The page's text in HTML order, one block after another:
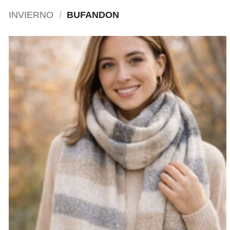
INVIERNO / BUFANDON